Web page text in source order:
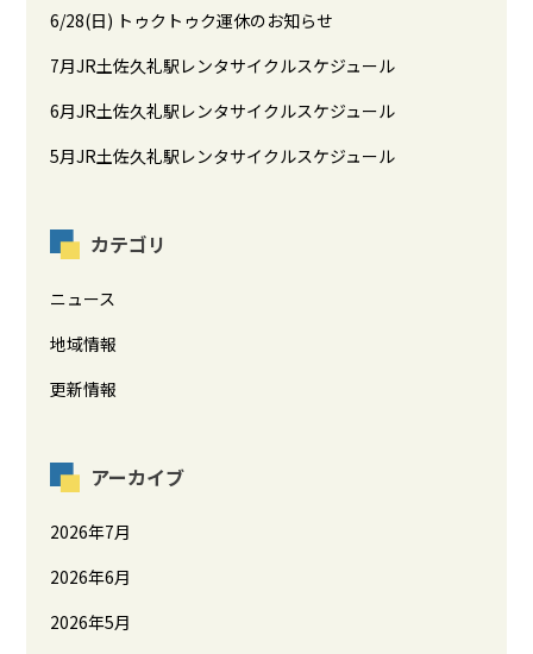
6/28(日) トゥクトゥク運休のお知らせ
7月JR土佐久礼駅レンタサイクルスケジュール
6月JR土佐久礼駅レンタサイクルスケジュール
5月JR土佐久礼駅レンタサイクルスケジュール
カテゴリ
ニュース
地域情報
更新情報
アーカイブ
2026年7月
2026年6月
2026年5月